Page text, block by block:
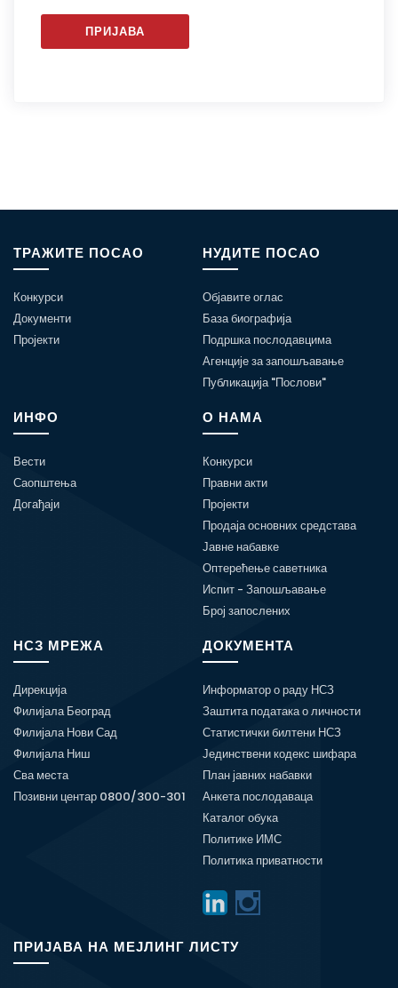
ПРИЈАВА
ТРАЖИТЕ ПОСАО
Конкурси
Документи
Пројекти
НУДИТЕ ПОСАО
Објавите оглас
База биографија
Подршка послодавцима
Агенције за запошљавање
Публикација "Послови"
ИНФО
Вести
Саопштења
Догађаји
О НАМА
Конкурси
Правни акти
Пројекти
Продаја основних средстава
Јавне набавке
Оптерећење саветника
Испит - Запошљавање
Број запослених
НСЗ МРЕЖА
Дирекција
Филијала Београд
Филијала Нови Сад
Филијала Ниш
Сва места
Позивни центар 0800/300-301
ДОКУМЕНТА
Информатор о раду НСЗ
Заштита података о личности
Статистички билтени НСЗ
Јединствени кодекс шифара
План јавних набавки
Анкета послодаваца
Каталог обука
Политике ИМС
Политика приватности
ПРИЈАВА НА МЕЈЛИНГ ЛИСТУ